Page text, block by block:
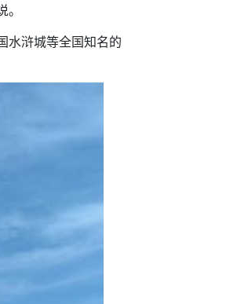
浒城等全国知名的